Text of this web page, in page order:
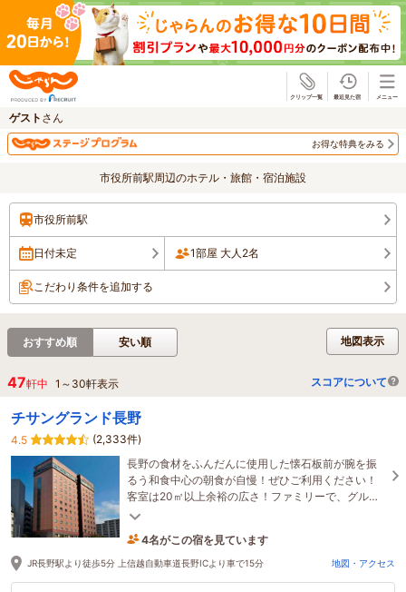
ゲスト さん
お得な特典をみる
市役所前駅周辺のホテル・旅館・宿泊施設
市役所前駅
日付未定 1部屋 大人2名
こだわり条件を追加する
地図表示
おすすめ順 安い順
47軒中 1 ～ 30軒表示 スコアについて
チサングランド長野
4.5
(2,333件)
長野の食材をふんだんに使用した懐石板前が腕を振
るう和食中心の朝食が自慢！ぜひご利用ください！
客室は20㎡以上余裕の広さ！ファミリーで、グルー
プで快適にお過ごしいただけます。小学生まで添い
4名がこの宿を見ています
20分前に予約されました
JR長野駅より徒歩5分 上信越自動車道長野ICより車で15分 地図・アクセス